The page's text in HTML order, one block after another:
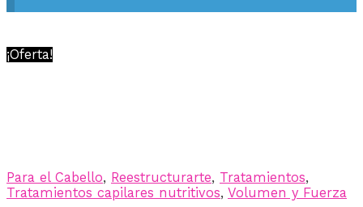
¡Oferta!
Para el Cabello, Reestructurarte, Tratamientos,
Tratamientos capilares nutritivos, Volumen y Fuerza